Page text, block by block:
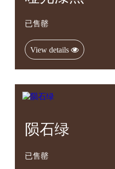
已售罄
View details
陨石绿
已售罄